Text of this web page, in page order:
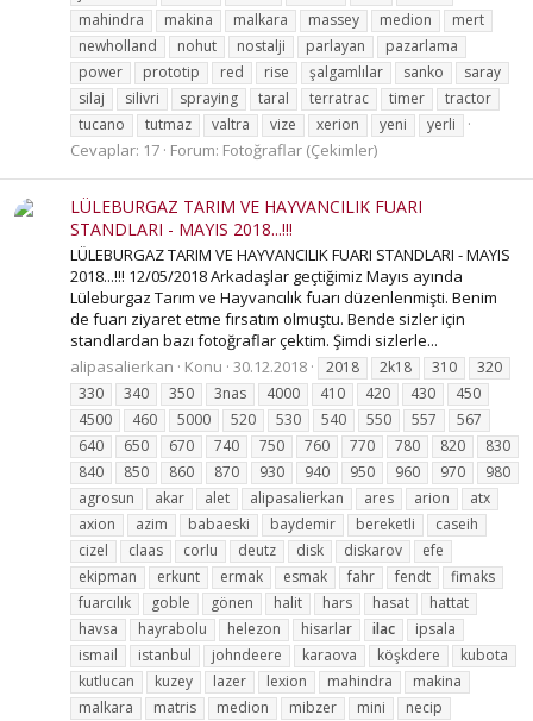
mahindra
makina malkara massey medion
mert
newholland
nohut nostalji parlayan
pazarlama
power
prototip red rise şalgamlılar sanko
saray
silaj
silivri spraying taral terratrac timer
tractor
tucano
tutmaz valtra vize xerion yeni yerli
Cevaplar: 17 Forum: Fotoğraflar (Çekimler)
LÜLEBURGAZ TARIM VE HAYVANCILIK FUARI
STANDLARI - MAYIS 2018...!!!
LÜLEBURGAZ TARIM VE HAYVANCILIK FUARI STANDLARI - MAYIS
2018...!!! 12/05/2018 Arkadaşlar geçtiğimiz Mayıs ayında
Lüleburgaz Tarım ve Hayvancılık fuarı düzenlenmişti. Benim
de fuarı ziyaret etme fırsatım olmuştu. Bende sizler için
standlardan bazı fotoğraflar çektim. Şimdi sizlerle...
alipasalierkan
Konu 30.12.2018 2018 2k18 310
320
330
340 350 3nas 4000 410 420 430
450
4500
460 5000 520 530 540 550 557
567
640
650 670 740 750 760 770 780 820
830
840
850 860 870 930 940 950 960 970
980
agrosun
akar alet alipasalierkan ares arion
atx
axion
azim babaeski baydemir bereketli
caseih
cizel
claas corlu deutz disk diskarov
efe
ekipman
erkunt ermak esmak fahr fendt
fimaks
fuarcılık
goble gönen halit hars hasat
hattat
havsa
hayrabolu helezon hisarlar ilac
ipsala
ismail
istanbul johndeere karaova köşkdere
kubota
kutlucan
kuzey lazer lexion mahindra
makina
malkara
matris medion mibzer mini
necip